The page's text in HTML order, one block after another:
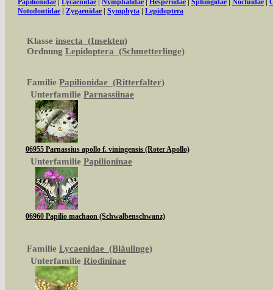
Papilionidae Lycaenidae Nymphalidae Hesperiidae Sphingidae Noctuidae
Notodontidae
Zygaenidae Symphyta Lepidoptera
Klasse insecta (Insekten)
Ordnung Lepidoptera (Schmetterlinge)
Familie Papilionidae (Ritterfalter)
Unterfamilie Parnassiinae
06955 Parnassius apollo f. viningensis (Roter Apollo)
Unterfamilie Papilioninae
06960 Papilio machaon (Schwalbenschwanz)
Familie Lycaenidae (Bläulinge)
Unterfamilie Riodininae